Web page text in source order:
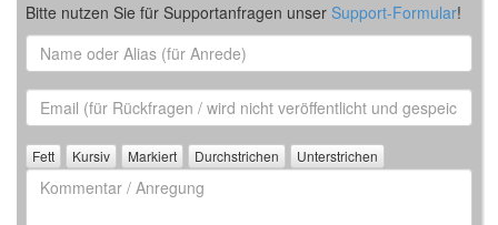
Bitte nutzen Sie für Supportanfragen unser Support-Formular!
Name
oder
Alias
Email
(für
Rückfrage)
Kommentar
/
Anregung